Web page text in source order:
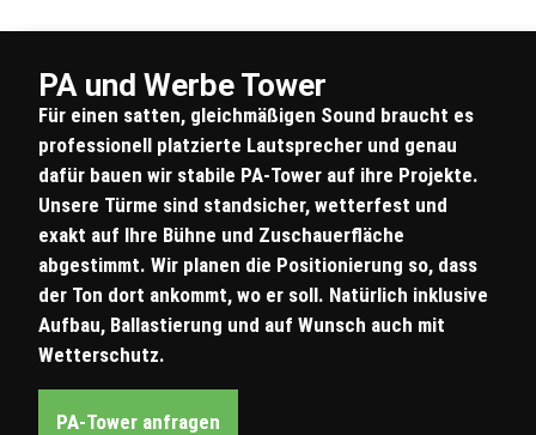
PA und Werbe Tower
Für einen satten, gleichmäßigen Sound braucht es
professionell platzierte Lautsprecher und genau
dafür bauen wir stabile PA-Tower auf ihre Projekte.
Unsere Türme sind standsicher, wetterfest und
exakt auf Ihre Bühne und Zuschauerfläche
abgestimmt. Wir planen die Positionierung so, dass
der Ton dort ankommt, wo er soll. Natürlich inklusive
Aufbau, Ballastierung und auf Wunsch auch mit
Wetterschutz.
PA-Tower anfragen